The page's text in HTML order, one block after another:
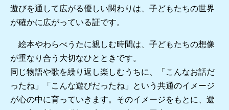
遊びを通して広がる優しい関わりは、子どもたちの世界
が確かに広がっている証です。
絵本やわらべうたに親しむ時間は、子どもたちの想像
が重なり合う大切なひとときです。
同じ物語や歌を繰り返し楽しむうちに、「こんなお話だ
ったね」「こんな遊びだったね」という共通のイメージ
が心の中に育っていきます。そのイメージをもとに、遊